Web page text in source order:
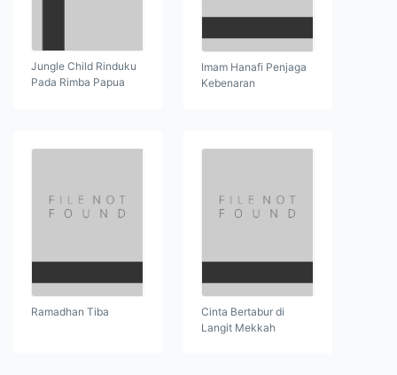
Jungle Child Rinduku
Pada Rimba Papua
Imam Hanafi Penjaga
Kebenaran
Ramadhan Tiba
Cinta Bertabur di
Langit Mekkah